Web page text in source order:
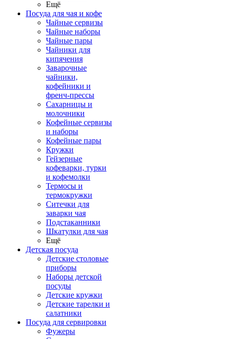
Ещё
Посуда для чая и кофе
Чайные сервизы
Чайные наборы
Чайные пары
Чайники для
кипячения
Заварочные
чайники,
кофейники и
френч-прессы
Сахарницы и
молочники
Кофейные сервизы
и наборы
Кофейные пары
Кружки
Гейзерные
кофеварки, турки
и кофемолки
Термосы и
термокружки
Ситечки для
заварки чая
Подстаканники
Шкатулки для чая
Ещё
Детская посуда
Детские столовые
приборы
Наборы детской
посуды
Детские кружки
Детские тарелки и
салатники
Посуда для сервировки
Фужеры